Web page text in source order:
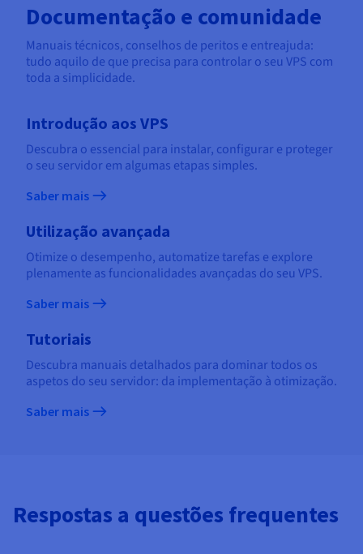
Documentação e comunidade
Manuais técnicos, conselhos de peritos e entreajuda:
tudo aquilo de que precisa para controlar o seu VPS com
toda a simplicidade.
Introdução aos VPS
Descubra o essencial para instalar, configurar e proteger
o seu servidor em algumas etapas simples.
Saber mais
Utilização avançada
Otimize o desempenho, automatize tarefas e explore
plenamente as funcionalidades avançadas do seu VPS.
Saber mais
Tutoriais
Descubra manuais detalhados para dominar todos os
aspetos do seu servidor: da implementação à otimização.
Saber mais
Respostas a questões frequentes